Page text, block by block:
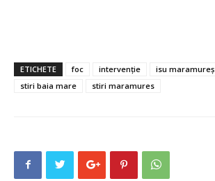
ETICHETE foc intervenție isu maramureș
stiri baia mare
stiri maramures